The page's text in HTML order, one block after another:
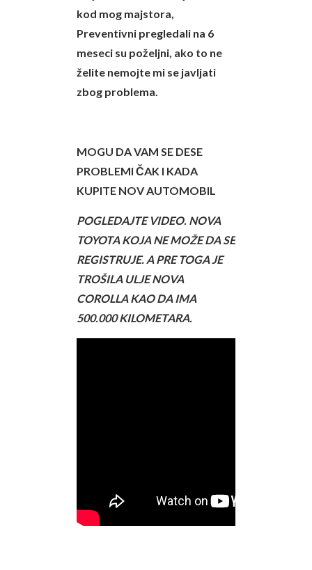
kod mog majstora,
Preventivni pregledali na 6
meseci su poželjni, ako to ne
želite nemojte mi se javljati
zbog problema.
MOGU DA VAM SE DESE
PROBLEMI ČAK I KADA
KUPITE NOV AUTOMOBIL
POGLEDAJTE VIDEO. NOVA
TOYOTA KOJA NE MOŽE DA SE
REGISTRUJE. A PRE TOGA JE
TROŠILA ULJE NOVA
COROLLA KAO DA IMA
500.000 KILOMETARA.